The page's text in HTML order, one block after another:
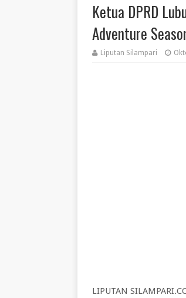
Ketua DPRD
Adventure
Liputan Silampari
LIPUTAN